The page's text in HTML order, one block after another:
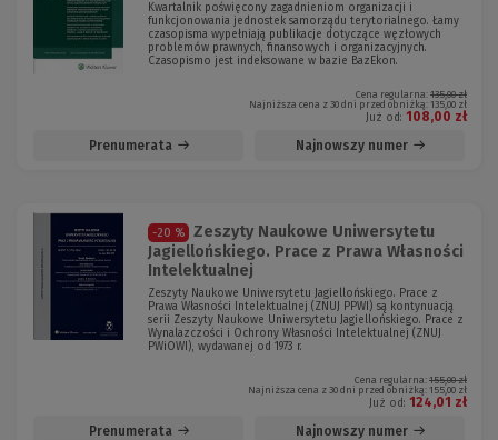
Kwartalnik poświęcony zagadnieniom organizacji i
funkcjonowania jednostek samorządu terytorialnego. Łamy
czasopisma wypełniają publikacje dotyczące węzłowych
problemów prawnych, finansowych i organizacyjnych.
Czasopismo jest indeksowane w bazie BazEkon.
Cena regularna: 135,00 zł
Najniższa cena z 30 dni przed obniżką: 135,00 zł
Już od: 108,00 zł
Prenumerata
Najnowszy numer
-20 %
Zeszyty Naukowe Uniwersytetu
Jagiellońskiego. Prace z Prawa Własności
Intelektualnej
Zeszyty Naukowe Uniwersytetu Jagiellońskiego. Prace z
Prawa Własności Intelektualnej (ZNUJ PPWI) są kontynuacją
serii Zeszyty Naukowe Uniwersytetu Jagiellońskiego. Prace z
Wynalazczości i Ochrony Własności Intelektualnej (ZNUJ
PWiOWI), wydawanej od 1973 r.
Cena regularna: 155,00 zł
Najniższa cena z 30 dni przed obniżką: 155,00 zł
Już od: 124,01 zł
Prenumerata
Najnowszy numer